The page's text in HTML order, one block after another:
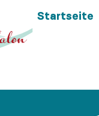
Startseite